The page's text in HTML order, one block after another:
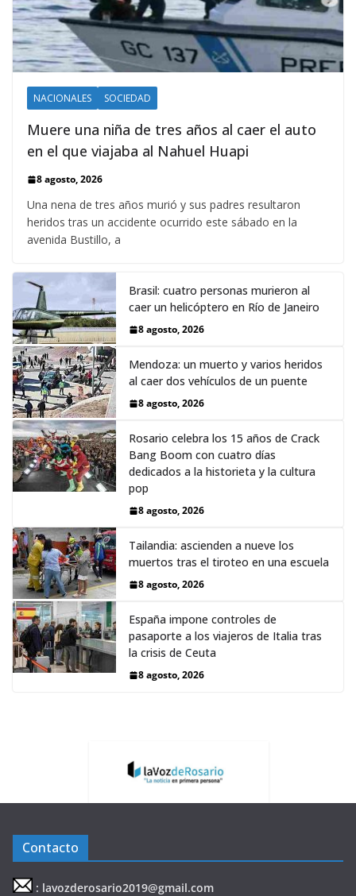
NACIONALES SOCIEDAD
Muere una niña de tres años al caer el auto
en el que viajaba al Nahuel Huapi
8 agosto, 2026
Una nena de tres años murió y sus padres resultaron
heridos tras un accidente ocurrido este sábado en la
avenida Bustillo, a
Brasil: cuatro personas murieron al
caer un helicóptero en Río de Janeiro
8 agosto, 2026
Mendoza: un muerto y varios heridos
al caer dos vehículos de un puente
8 agosto, 2026
Rosario celebra los 15 años de Crack
Bang Boom con cuatro días
dedicados a la historieta y la cultura
pop
8 agosto, 2026
Tailandia: ascienden a nueve los
muertos tras el tiroteo en una escuela
8 agosto, 2026
España impone controles de
pasaporte a los viajeros de Italia tras
la crisis de Ceuta
8 agosto, 2026
Contacto
: lavozderosario2019@gmail.com